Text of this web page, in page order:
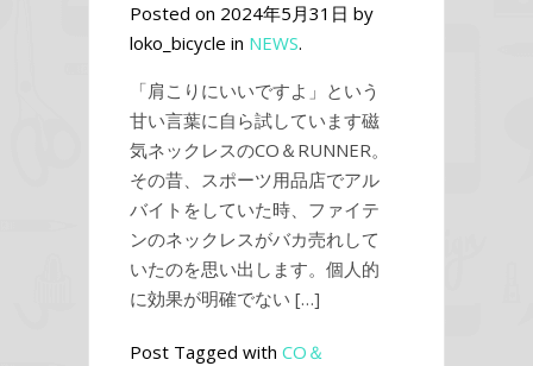
Posted on 2024年5月31日 by
loko_bicycle in NEWS.
「肩こりにいいですよ」という
甘い言葉に自ら試しています磁
気ネックレスのCO＆RUNNER。
その昔、スポーツ用品店でアル
バイトをしていた時、ファイテ
ンのネックレスがバカ売れして
いたのを思い出します。個人的
に効果が明確でない […]
Post Tagged with CO＆